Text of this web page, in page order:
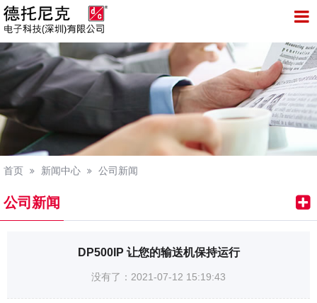
尼克电子科技（深圳）有限公司
首页 新闻中心 公司新闻
公司新闻
DP500IP 让您的输送机保持运行
没有了：2021-07-12 15:19:43